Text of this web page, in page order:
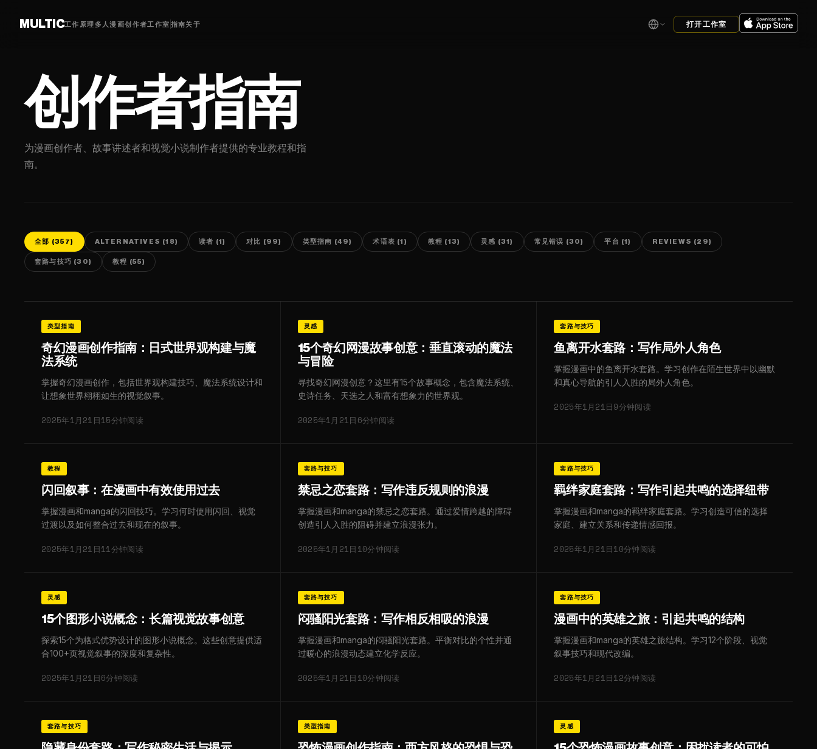
MULTIC工作原理 多人漫画创作者工作室 指南关于 打开工作室
创作者指南
为漫画创作者、故事讲述者和视觉小说制作者提供的专业教程和指
南。
全部 (357) ALTERNATIVES (18) 读者 (1) 对比 (99) 类型指南 (49) 术语表 (1) 教程 (13) 灵感 (31) 常见错误 (30) 平台 (1) REVIEWS (29)
套路与技巧 (30) 教程 (55)
类型指南
奇幻漫画创作指南：日式世界观构建与魔
法系统
掌握奇幻漫画创作，包括世界观构建技巧、魔法系统设计和
让想象世界栩栩如生的视觉叙事。
2025年1月21日15分钟阅读
灵感
15个奇幻网漫故事创意：垂直滚动的魔法
与冒险
寻找奇幻网漫创意？这里有15个故事概念，包含魔法系统、
史诗任务、天选之人和富有想象力的世界观。
2025年1月21日 6分钟阅读
套路与技巧
鱼离开水套路：写作局外人角色
掌握漫画中的鱼离开水套路。学习创作在陌生世界中以幽默
和真心导航的引人入胜的局外人角色。
2025年1月21日9分钟阅读
教程
闪回叙事：在漫画中有效使用过去
掌握漫画和manga的闪回技巧。学习何时使用闪回、视觉
过渡以及如何整合过去和现在的叙事。
2025年1月21日11分钟阅读
套路与技巧
禁忌之恋套路：写作违反规则的浪漫
掌握漫画和manga的禁忌之恋套路。通过爱情跨越的障碍
创造引人入胜的阻碍并建立浪漫张力。
2025年1月21日 10分钟阅读
套路与技巧
羁绊家庭套路：写作引起共鸣的选择纽带
掌握漫画和manga的羁绊家庭套路。学习创造可信的选择
家庭、建立关系和传递情感回报。
2025年1月21日10分钟阅读
灵感
15个图形小说概念：长篇视觉故事创意
探索15个为格式优势设计的图形小说概念。这些创意提供适
合100+页视觉叙事的深度和复杂性。
2025年1月21日6分钟阅读
套路与技巧
闷骚阳光套路：写作相反相吸的浪漫
掌握漫画和manga的闷骚阳光套路。平衡对比的个性并通
过暖心的浪漫动态建立化学反应。
2025年1月21日 10分钟阅读
套路与技巧
漫画中的英雄之旅：引起共鸣的结构
掌握漫画和manga的英雄之旅结构。学习12个阶段、视觉
叙事技巧和现代改编。
2025年1月21日12分钟阅读
套路与技巧 类型指南 灵感